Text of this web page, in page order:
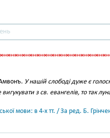
У нашій слободі дуже є
вигукувати з св. евангелів, то так
мови: в 4-х тт. / За ред. Б.